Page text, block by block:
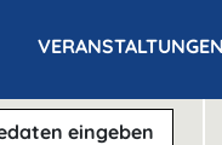
VERANSTALTUNGEN
eingeben